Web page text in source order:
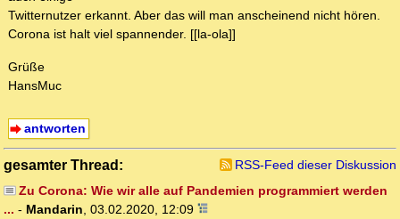
Twitternutzer erkannt. Aber das will man anscheinend nicht hören.
Corona ist halt viel spannender. [[la-ola]]
Grüße
HansMuc
antworten
gesamter Thread:
RSS-Feed dieser Diskussion
Zu Corona: Wie wir alle auf Pandemien programmiert werden
... - Mandarin, 03.02.2020, 12:09